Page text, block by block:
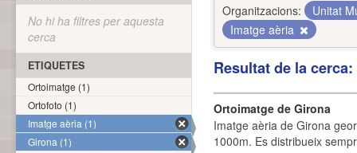
Organitzacions:
Unitat
Imatge aèria
Resultat de la
Ortoimatge de Girona
Imatge aèria de Girona
1000m. Es distribueix
No hi ha filtres per aquesta
cerca
ETIQUETES
Ortoimatge (1)
Ortofoto (1)
Imatge aèria (1)
Girona (1)